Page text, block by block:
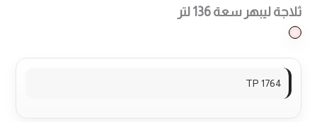
ثلاجة ليبهر سعة 136 لتر
TP 1764